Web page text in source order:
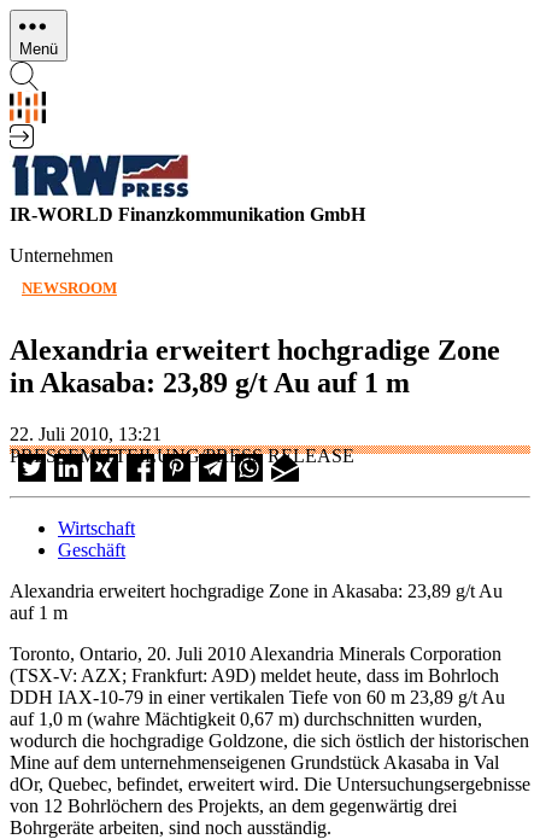
Direkt
zum
Inhalt
Menü
IR-WORLD Finanzkommunikation GmbH
Unternehmen
NEWSROOM
Alexandria erweitert hochgradige Zone
in Akasaba: 23,89 g/t Au auf 1 m
22. Juli 2010, 13:21
PRESSEMITTEILUNG/PRESS RELEASE
Wirtschaft
Geschäft
Alexandria erweitert hochgradige Zone in Akasaba: 23,89 g/t Au
auf 1 m
Toronto, Ontario, 20. Juli 2010 Alexandria Minerals Corporation
(TSX-V: AZX; Frankfurt: A9D) meldet heute, dass im Bohrloch
DDH IAX-10-79 in einer vertikalen Tiefe von 60 m 23,89 g/t Au
auf 1,0 m (wahre Mächtigkeit 0,67 m) durchschnitten wurden,
wodurch die hochgradige Goldzone, die sich östlich der historischen
Mine auf dem unternehmenseigenen Grundstück Akasaba in Val
dOr, Quebec, befindet, erweitert wird. Die Untersuchungsergebnisse
von 12 Bohrlöchern des Projekts, an dem gegenwärtig drei
Bohrgeräte arbeiten, sind noch ausständig.